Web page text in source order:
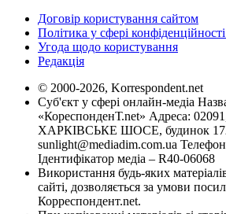
Договір користування сайтом
Політика у сфері
Угода щодо користування
Редакція
© 2000-2026, Korrespondent.net
Суб'єкт у сфері онлайн-медіа
«КореспонденТ.net» Адреса:
ХАРКІВСЬКЕ ШОСЕ, будинок
sunlight@mediadim.com.ua
Ідентифікатор медіа – R40-06068
Використання будь-яких
сайті, дозволяється за умови
Корреспондент.net.